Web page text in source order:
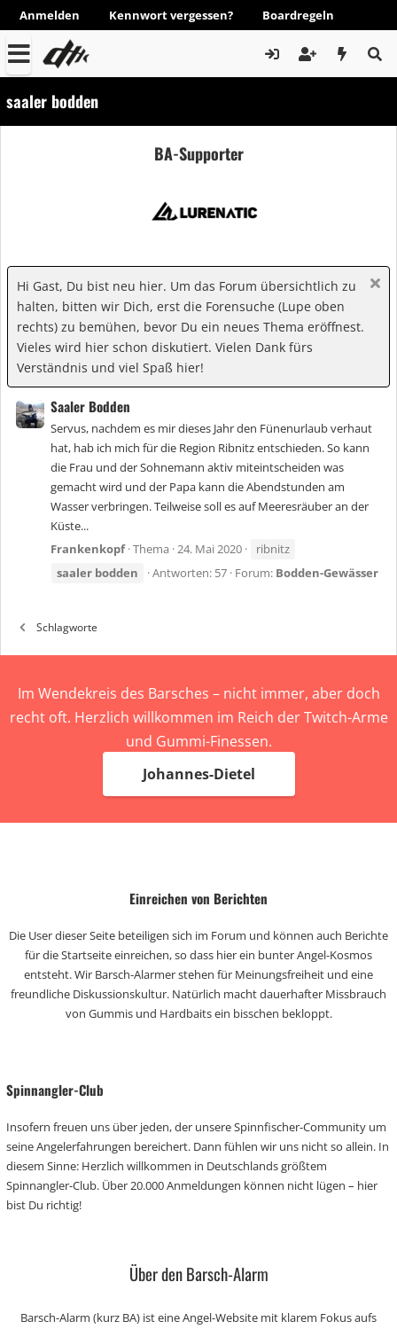
Anmelden Kennwort vergessen? Boardregeln
saaler bodden
BA-Supporter
Hi Gast, Du bist neu hier. Um das Forum übersichtlich zu
halten, bitten wir Dich, erst die Forensuche (Lupe oben
rechts) zu bemühen, bevor Du ein neues Thema eröffnest.
Vieles wird hier schon diskutiert. Vielen Dank fürs
Verständnis und viel Spaß hier!
Saaler Bodden
Servus, nachdem es mir dieses Jahr den Fünenurlaub verhaut
hat, hab ich mich für die Region Ribnitz entschieden. So kann
die Frau und der Sohnemann aktiv miteintscheiden was
gemacht wird und der Papa kann die Abendstunden am
Wasser verbringen. Teilweise soll es auf Meeresräuber an der
Küste...
Frankenkopf Thema 24. Mai 2020
ribnitz
saaler bodden Antworten: 57 Forum: Bodden-Gewässer
Schlagworte
Im Wendekreis des Barsches – nicht immer, aber doch
recht oft. Herzlich willkommen im Reich der Twitch-Arme
und Gummi-Finessen.
Johannes-Dietel
Einreichen von Berichten
Die User dieser Seite beteiligen sich im Forum und können auch Berichte
für die Startseite einreichen, so dass hier ein bunter Angel-Kosmos
entsteht. Wir Barsch-Alarmer stehen für Meinungsfreiheit und eine
freundliche Diskussionskultur. Natürlich macht dauerhafter Missbrauch
von Gummis und Hardbaits ein bisschen bekloppt.
Spinnangler-Club
Insofern freuen uns über jeden, der unsere Spinnfischer-Community um
seine Angelerfahrungen bereichert. Dann fühlen wir uns nicht so allein. In
diesem Sinne: Herzlich willkommen in Deutschlands größtem
Spinnangler-Club. Über 20.000 Anmeldungen können nicht lügen – hier
bist Du richtig!
Über den Barsch-Alarm
Barsch-Alarm (kurz BA) ist eine Angel-Website mit klarem Fokus aufs